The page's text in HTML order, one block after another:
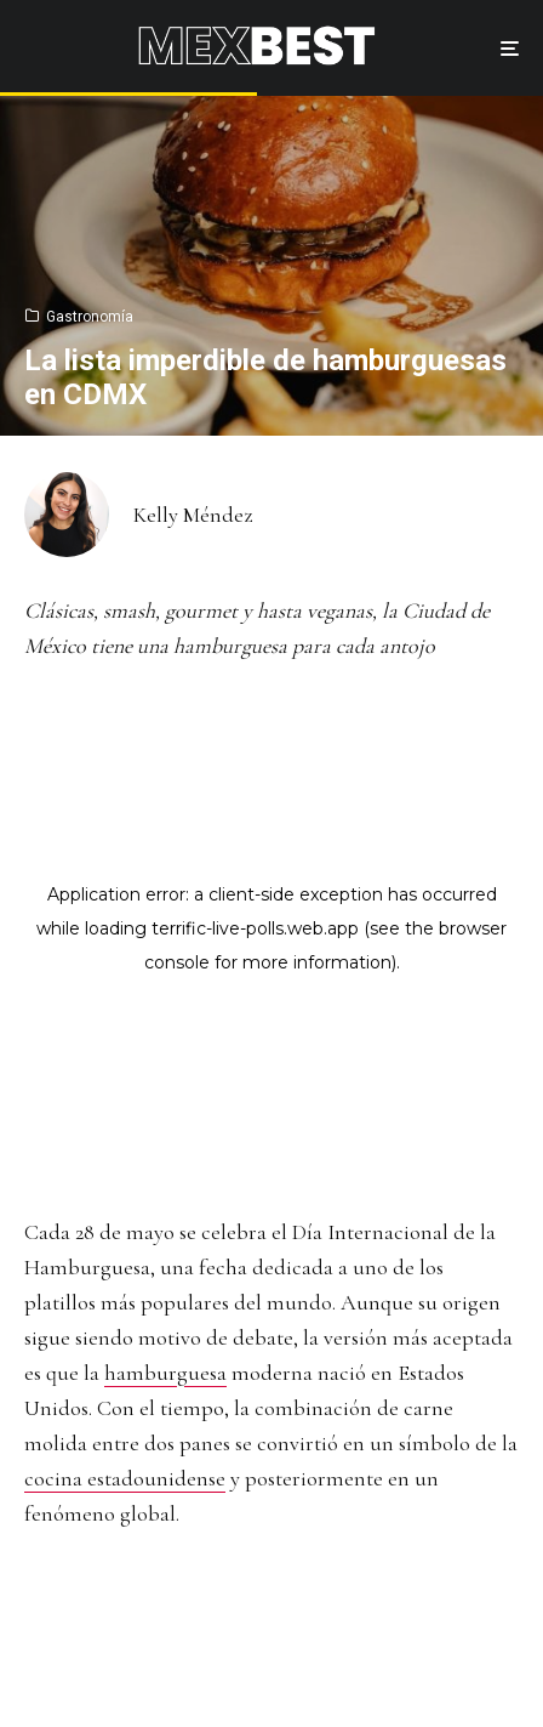
Gastronomía
La lista imperdible de hamburguesas
en CDMX
Kelly Méndez
Clásicas, smash, gourmet y hasta veganas, la Ciudad de
México tiene una hamburguesa para cada antojo
Cada 28 de mayo se celebra el Día Internacional de la
Hamburguesa, una fecha dedicada a uno de los
platillos más populares del mundo. Aunque su origen
sigue siendo motivo de debate, la versión más aceptada
es que lahamburguesamoderna nació en Estados
Unidos. Con el tiempo, la combinación de carne
molida entre dos panes se convirtió en un símbolo de la
cocina estadounidense y posteriormente en un
fenómeno global.